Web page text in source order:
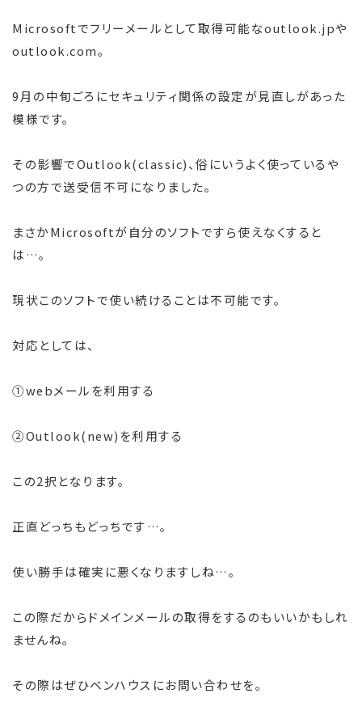
Microsoftでフリーメールとして取得可能なoutlook.jpや
outlook.com。
9月の中旬ごろにセキュリティ関係の設定が見直しがあった
模様です。
その影響でOutlook(classic)、俗にいうよく使っているや
つの方で送受信不可になりました。
まさかMicrosoftが自分のソフトですら使えなくすると
は…。
現状このソフトで使い続けることは不可能です。
対応としては、
①webメールを利用する
②Outlook(new)を利用する
この2択となります。
正直どっちもどっちです…。
使い勝手は確実に悪くなりますしね…。
この際だからドメインメールの取得をするのもいいかもしれ
ませんね。
その際はぜひベンハウスにお問い合わせを。